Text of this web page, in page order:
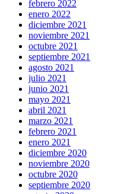
febrero 2022
enero 2022
diciembre 2021
noviembre 2021
octubre 2021
septiembre 2021
agosto 2021
julio 2021
junio 2021
mayo 2021
abril 2021
marzo 2021
febrero 2021
enero 2021
diciembre 2020
noviembre 2020
octubre 2020
septiembre 2020